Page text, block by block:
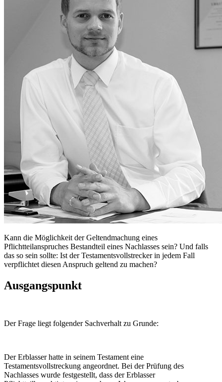
Kann die Möglichkeit der Geltendmachung eines
Pflichtteilanspruches Bestandteil eines Nachlasses sein? Und falls
das so sein sollte: Ist der Testamentsvollstrecker in jedem Fall
verpflichtet diesen Anspruch geltend zu machen?
Ausgangspunkt
Der Frage liegt folgender Sachverhalt zu Grunde:
Der Erblasser hatte in seinem Testament eine
Testamentsvollstreckung angeordnet. Bei der Prüfung des
Nachlasses wurde festgestellt, dass der Erblasser